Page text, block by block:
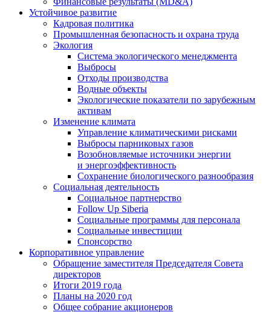
Устойчивое развитие
Кадровая политика
Промышленная безопасность и охрана труда
Экология
Система экологического менеджмента
Выбросы
Отходы производства
Водные объекты
Экологические показатели по зарубежным
активам
Изменение климата
Управление климатическими рисками
Выбросы парниковых газов
Возобновляемые источники энергии
и энергоэффективность
Сохранение биологического разнообразия
Социальная деятельность
Социальное партнерство
Follow Up Siberia
Социальные программы для персонала
Социальные инвестиции
Спонсорство
Корпоративное управление
Обращение заместителя Председателя Совета
директоров
Итоги 2019 года
Планы на 2020 год
Общее собрание акционеров